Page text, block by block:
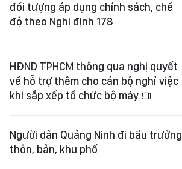
đối tượng áp dụng chính sách, chế
độ theo Nghị định 178
HĐND TPHCM thông qua nghị quyết
về hỗ trợ thêm cho cán bộ nghỉ việc
khi sắp xếp tổ chức bộ máy
Người dân Quảng Ninh đi bầu trưởng
thôn, bản, khu phố